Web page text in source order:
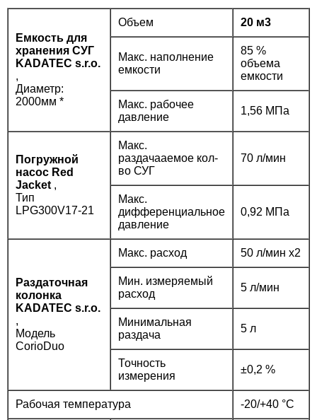
Емкость для
хранения СУГ
KADATEC s.r.o.
,
Диаметр:
2000мм *
Объем 20 м3
Макс. наполнение
емкости
85 %
объема
емкости
Макс. рабочее
давление
1,56 MПa
Погружной
насос Red
Jacket ,
Тип
LPG300V17-21
Макс.
раздачааемое кол-
во СУГ
70 л/мин
Макс.
дифференциальное
давление
0,92 MПa
Раздаточная
колонка
KADATEC s.r.o.
,
Модель
CorioDuo
Макс. расход 50 л/мин х2
Мин. измеряемый
расход
5 л/мин
Минимальная
раздача
5 л
Точность
измерения
±0,2 %
Рабочая температура -20/+40 °C